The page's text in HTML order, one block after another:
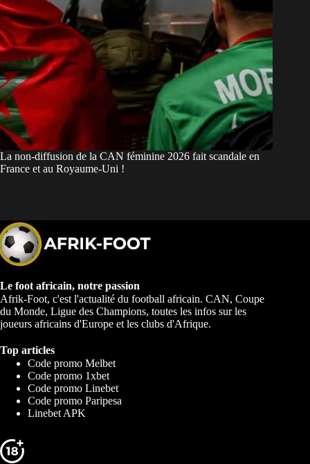
La non-diffusion de la CAN féminine 2026 fait scandale en
France et au Royaume-Uni !
Le foot africain, notre passion
Afrik-Foot, c'est l'actualité du football africain. CAN, Coupe
du Monde, Ligue des Champions, toutes les infos sur les
joueurs africains d'Europe et les clubs d'Afrique.
Top articles
Code promo Melbet
Code promo 1xbet
Code promo Linebet
Code promo Paripesa
Linebet APK